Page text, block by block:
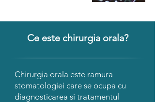
Ce este chirurgia orala?
Chirurgia orala este ramura
stomatologiei care se ocupa cu
diagnosticarea si tratamentul